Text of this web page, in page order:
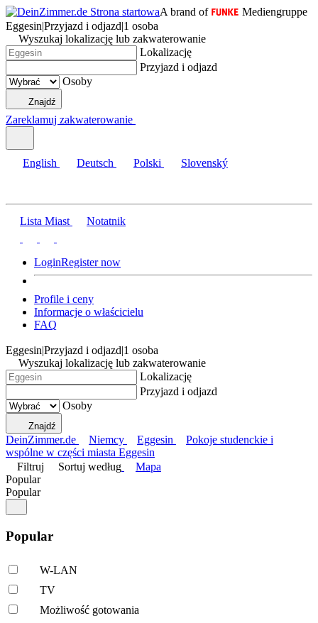
A brand of
Mediengruppe
Eggesin|Przyjazd i odjazd|1 osoba
Wyszukaj lokalizację lub zakwaterowanie
Lokalizację
Przyjazd i odjazd
Osoby
Znajdź
Zareklamuj zakwaterowanie
English Deutsch Polski Slovenský
Lista Miast Notatnik
LoginRegister now
Profile i ceny
Informacje o właścicielu
FAQ
Eggesin|Przyjazd i odjazd|1 osoba
Wyszukaj lokalizację lub zakwaterowanie
Lokalizację
Przyjazd i odjazd
Osoby
Znajdź
DeinZimmer.de Niemcy Eggesin
Pokoje studenckie i
wspólne w części miasta Eggesin
Filtruj
Sortuj według
Mapa
Popular
Popular
Popular
W-LAN
TV
Możliwość gotowania